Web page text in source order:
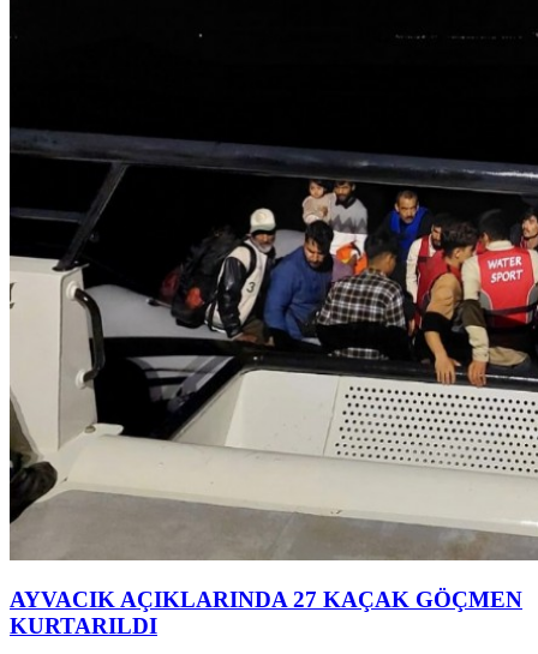
AYVACIK AÇIKLARINDA 27 KAÇAK GÖÇMEN
KURTARILDI